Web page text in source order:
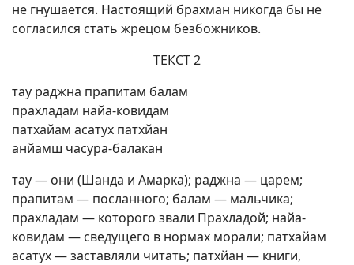
не гнушается. Настоящий брахман никогда бы не
согласился стать жрецом безбожников.
ТЕКСТ 2
тау раджна прапитам балам
прахладам найа-ковидам
патхайам асатух патхйан
анйамш часура-балакан
тау — они (Шанда и Амарка); раджна — царем;
прапитам — посланного; балам — мальчика;
прахладам — которого звали Прахладой; найа-
ковидам — сведущего в нормах морали; патхайам
асатух — заставляли читать; патхйан — книги,